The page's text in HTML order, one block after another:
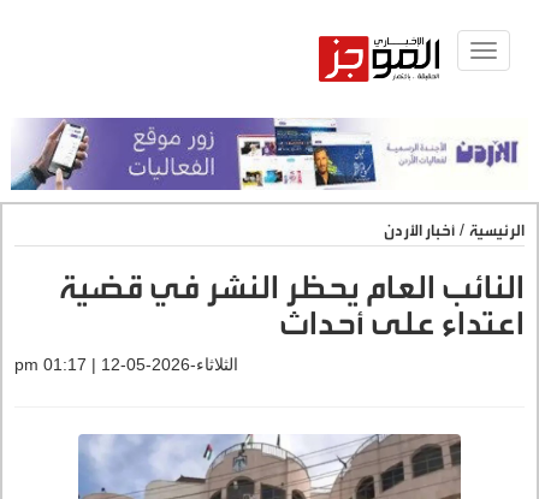
Toggle
الرئيسية / أخبار الأردن
النائب العام يحظر النشر في قضية
اعتداء على أحداث
الثلاثاء-2026-05-12 | 01:17 pm